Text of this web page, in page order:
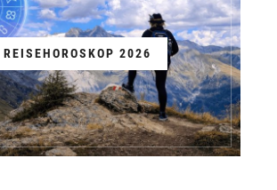
REISEHOROSKOP 2026